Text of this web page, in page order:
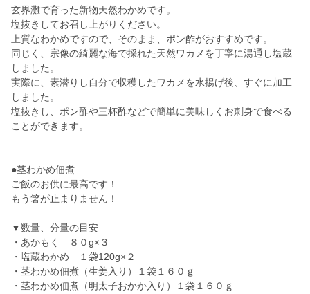
玄界灘で育った新物天然わかめです。
塩抜きしてお召し上がりください。
上質なわかめですので、そのまま、ポン酢がおすすめです。
同じく、宗像の綺麗な海で採れた天然ワカメを丁寧に湯通し塩蔵
しました。
実際に、素潜りし自分で収穫したワカメを水揚げ後、すぐに加工
しました。
塩抜きし、ポン酢や三杯酢などで簡単に美味しくお刺身で食べる
ことができます。
●茎わかめ佃煮
ご飯のお供に最高です！
もう箸が止まりません！
▼数量、分量の目安
・あかもく ８０g×３
・塩蔵わかめ １袋120g×２
・茎わかめ佃煮（生姜入り）１袋１６０ｇ
・茎わかめ佃煮（明太子おかか入り）１袋１６０ｇ